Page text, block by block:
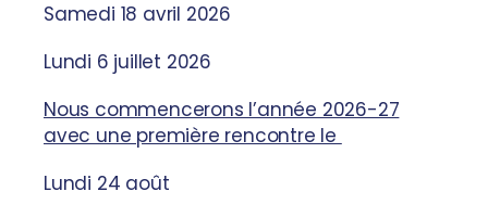
Samedi 18 avril 2026
Lundi 6 juillet 2026
Nous commencerons l’année 2026-27
avec une première rencontre le
Lundi 24 août